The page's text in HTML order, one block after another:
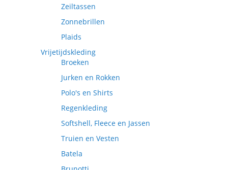
Zeiltassen
Zonnebrillen
Plaids
Vrijetijdskleding
Broeken
Jurken en Rokken
Polo's en Shirts
Regenkleding
Softshell, Fleece en Jassen
Truien en Vesten
Batela